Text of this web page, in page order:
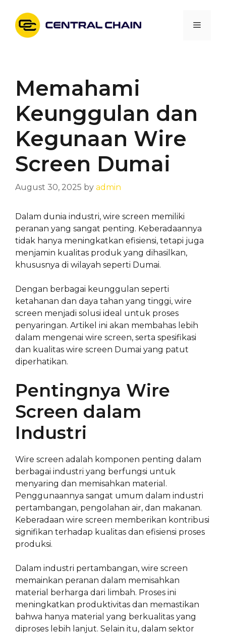
content
Menu
Memahami
Keunggulan dan
Kegunaan Wire
Screen Dumai
August 30, 2025 by admin
Dalam dunia industri, wire screen memiliki
peranan yang sangat penting. Keberadaannya
tidak hanya meningkatkan efisiensi, tetapi juga
menjamin kualitas produk yang dihasilkan,
khususnya di wilayah seperti Dumai.
Dengan berbagai keunggulan seperti
ketahanan dan daya tahan yang tinggi, wire
screen menjadi solusi ideal untuk proses
penyaringan. Artikel ini akan membahas lebih
dalam mengenai wire screen, serta spesifikasi
dan kualitas wire screen Dumai yang patut
diperhatikan.
Pentingnya Wire
Screen dalam
Industri
Wire screen adalah komponen penting dalam
berbagai industri yang berfungsi untuk
menyaring dan memisahkan material.
Penggunaannya sangat umum dalam industri
pertambangan, pengolahan air, dan makanan.
Keberadaan wire screen memberikan kontribusi
signifikan terhadap kualitas dan efisiensi proses
produksi.
Dalam industri pertambangan, wire screen
memainkan peranan dalam memisahkan
material berharga dari limbah. Proses ini
meningkatkan produktivitas dan memastikan
bahwa hanya material yang berkualitas yang
diproses lebih lanjut. Selain itu, dalam sektor